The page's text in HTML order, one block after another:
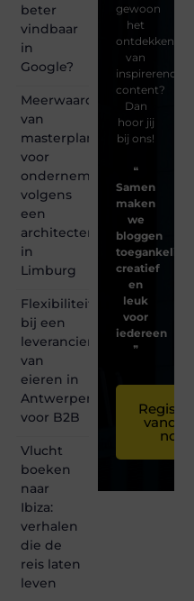
beter
vindbaar
in
Google?
Meerwaarde
van
masterplanning
voor
ondernemingen
volgens
een
architectenbureau
in
Limburg
Flexibiliteit
bij een
leverancier
van
eieren in
Antwerpen
voor B2B
Vlucht
boeken
naar
Ibiza:
verhalen
die de
reis laten
leven
gewoon
het
ontdekken
van
inspirerende
content?
Dan
hoor jij
bij ons!
❝
Samen
maken
we
bloggen
toegankelijk,
creatief
en
leuk
voor
iedereen
❞
nog